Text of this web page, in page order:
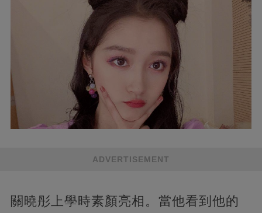
ADVERTISEMENT
關曉彤上學時素顏亮相。當他看到他的